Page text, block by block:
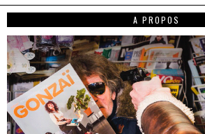
A PROPOS